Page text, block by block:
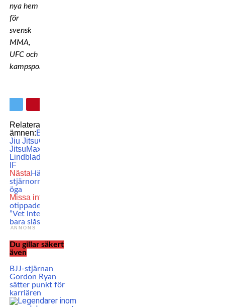
nya hem
för
svensk
MMA,
UFC och
kampsport.
Relaterade
ämnen:BJJ
Jiu JitsuGrappling
JitsuMax
Lindblad
IF
Nästa Här står UFC-
stjärnorna öga mot
öga
Missa inte
otippade önskemål:
”Vet inte varför – vill
bara slåss mot honom”
ANNONS
Du gillar säkert
även
BJJ-stjärnan
Gordon Ryan
sätter punkt för
karriären